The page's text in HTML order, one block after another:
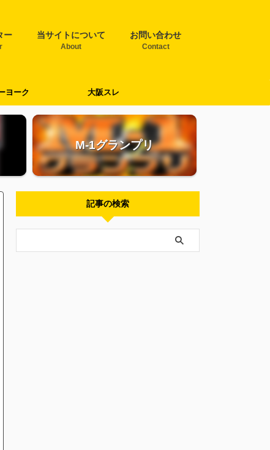
ー 当サイトについて
About
お問い合わせ
Contact
ヨーク 大阪スレ
M-1グランプリ
記事の検索